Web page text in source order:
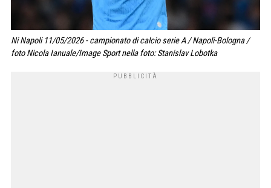
Ni Napoli 11/05/2026 - campionato di calcio serie A / Napoli-Bologna /
foto Nicola Ianuale/Image Sport nella foto: Stanislav Lobotka